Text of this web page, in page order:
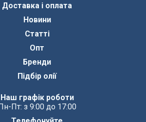
Доставка і оплата
Новини
Статті
Опт
Бренди
Підбір олії
Наш графік роботи
Пт: з 9:00 до 17:00